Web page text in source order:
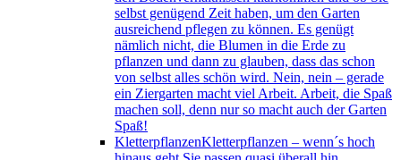
selbst genügend Zeit haben, um den Garten
ausreichend pflegen zu können. Es genügt
nämlich nicht, die Blumen in die Erde zu
pflanzen und dann zu glauben, dass das schon
von selbst alles schön wird. Nein, nein – gerade
ein Ziergarten macht viel Arbeit. Arbeit, die Spaß
machen soll, denn nur so macht auch der Garten
Spaß!
KletterpflanzenKletterpflanzen – wenn´s hoch